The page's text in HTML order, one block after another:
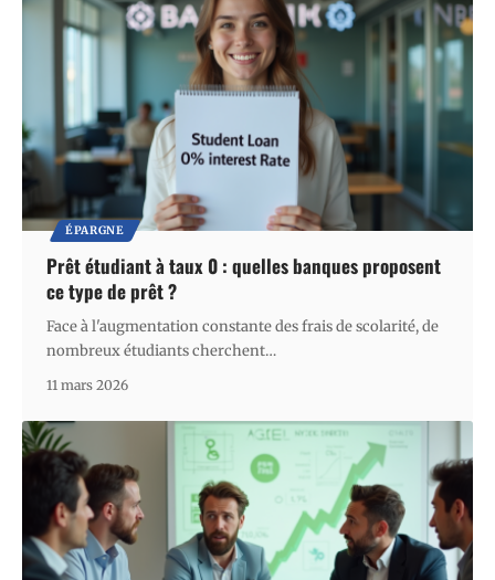
ÉPARGNE
Prêt étudiant à taux 0 : quelles banques proposent
ce type de prêt ?
Face à l'augmentation constante des frais de scolarité, de
nombreux étudiants cherchent…
11 mars 2026